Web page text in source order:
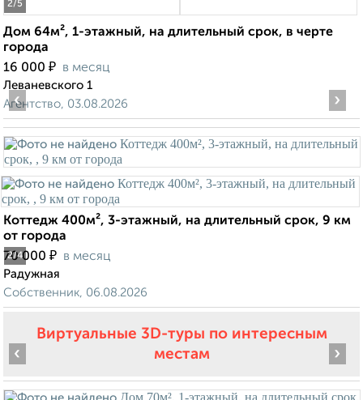
2/5
Дом 64м², 1-этажный, на длительный срок, в черте
города
16 000 ₽ в месяц
Леваневского 1
Агентство, 03.08.2026
2/4
‹ ›
Коттедж 400м², 3-этажный, на длительный срок, 9 км
от города
70 000 ₽ в месяц
Радужная
Собственник, 06.08.2026
Виртуальные 3D-туры по интересным
местам
‹ ›